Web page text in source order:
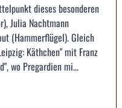
dieses besonderen
Julia Nachtmann
(Hammerflügel). Gleich
Käthchen" mit Franz
wo Pregardien mi...